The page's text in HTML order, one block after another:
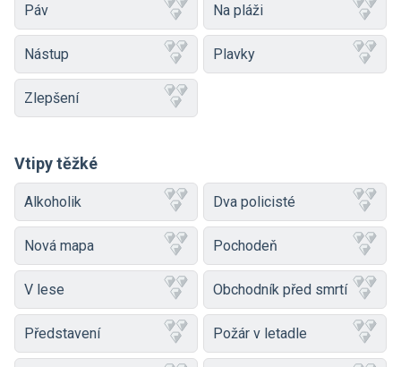
Páv Na pláži
Nástup Plavky
Zlepšení
Vtipy těžké
Alkoholik Dva policisté
Nová mapa Pochodeň
V lese Obchodník před smrtí
Představení Požár v letadle